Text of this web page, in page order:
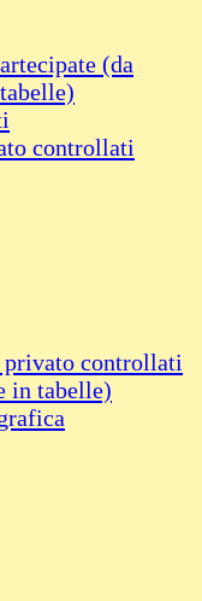
(da
controllati
controllati
in tabelle)